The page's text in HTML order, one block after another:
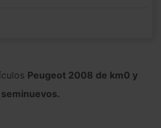
Peugeot 2008 de km0 y
seminuevos.